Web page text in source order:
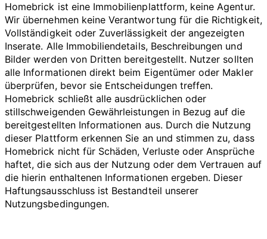
Homebrick ist eine Immobilienplattform, keine Agentur.
Wir übernehmen keine Verantwortung für die Richtigkeit,
Vollständigkeit oder Zuverlässigkeit der angezeigten
Inserate. Alle Immobiliendetails, Beschreibungen und
Bilder werden von Dritten bereitgestellt. Nutzer sollten
alle Informationen direkt beim Eigentümer oder Makler
überprüfen, bevor sie Entscheidungen treffen.
Homebrick schließt alle ausdrücklichen oder
stillschweigenden Gewährleistungen in Bezug auf die
bereitgestellten Informationen aus. Durch die Nutzung
dieser Plattform erkennen Sie an und stimmen zu, dass
Homebrick nicht für Schäden, Verluste oder Ansprüche
haftet, die sich aus der Nutzung oder dem Vertrauen auf
die hierin enthaltenen Informationen ergeben. Dieser
Haftungsausschluss ist Bestandteil unserer
Nutzungsbedingungen.